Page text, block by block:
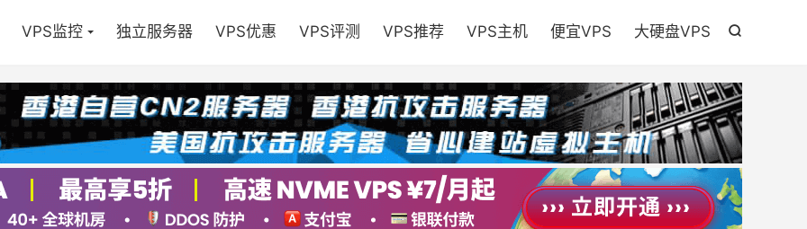

VPS监控 独立服务器 VPS优惠 VPS评测 VPS推荐 VPS主机 便宜VPS 大硬盘VPS